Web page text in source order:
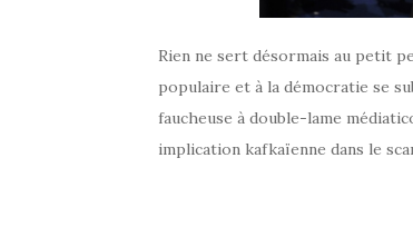
Rien ne sert désormais au petit
populaire et à la démocratie se
faucheuse à double-lame
implication kafkaïenne dans le